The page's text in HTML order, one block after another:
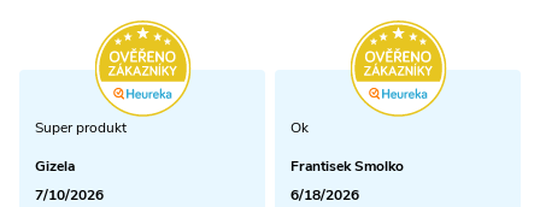
Super produkt
Gizela
7/10/2026
Ok
Frantisek Smolko
6/18/2026